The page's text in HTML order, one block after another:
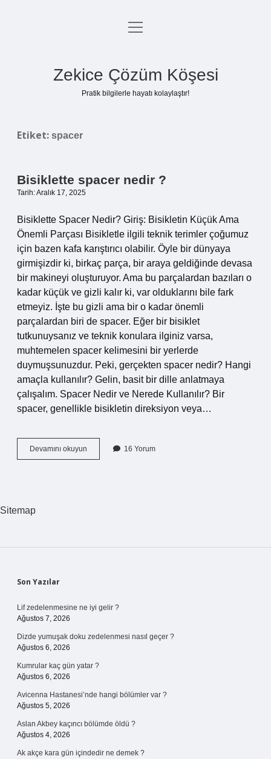
Anasayfa
Yasal Uyarı
menüyü
Zekice Çözüm Köşesi
Pratik bilgilerle hayatı kolaylaştır!
Etiket: spacer
Bisiklette spacer nedir ?
Tarih: Aralık 17, 2025
Bisiklette Spacer Nedir? Giriş: Bisikletin Küçük Ama
Önemli Parçası Bisikletle ilgili teknik terimler çoğumuz
için bazen kafa karıştırıcı olabilir. Öyle bir dünyaya
girmişizdir ki, birkaç parça, bir araya geldiğinde devasa
bir makineyi oluşturuyor. Ama bu parçalardan bazıları o
kadar küçük ve gizli kalır ki, var olduklarını bile fark
etmeyiz. İşte bu gizli ama bir o kadar önemli
parçalardan biri de spacer. Eğer bir bisiklet
tutkunuysanız ve teknik konulara ilginiz varsa,
muhtemelen spacer kelimesini bir yerlerde
duymuşsunuzdur. Peki, gerçekten spacer nedir? Hangi
amaçla kullanılır? Gelin, basit bir dille anlatmaya
çalışalım. Spacer Nedir ve Nerede Kullanılır? Bir
spacer, genellikle bisikletin direksiyon veya…
Devamını okuyun Bisiklette
spacer
16 Yorum
Sitemap
Sidebar
Son Yazılar
Lif zedelenmesine ne iyi gelir ?
Ağustos 7, 2026
Dizde yumuşak doku zedelenmesi nasıl geçer ?
Ağustos 6, 2026
Kumrular kaç gün yatar ?
Ağustos 6, 2026
Avicenna Hastanesi’nde hangi bölümler var ?
Ağustos 5, 2026
Aslan Akbey kaçıncı bölümde öldü ?
Ağustos 4, 2026
Ak akçe kara gün içindedir ne demek ?